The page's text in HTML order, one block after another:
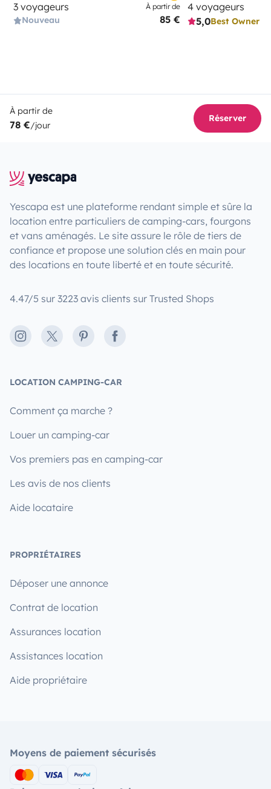
3 voyageurs
Nouveau
À partir de
85 €
4 voyageurs
5,0Best Owner
À partir de
78 €/jour
Réserver
Yescapa est une plateforme rendant simple et sûre la
location entre particuliers de camping-cars, fourgons
et vans aménagés. Le site assure le rôle de tiers de
confiance et propose une solution clés en main pour
des locations en toute liberté et en toute sécurité.
4.47/5 sur 3223 avis clients sur Trusted Shops
Instagram
X PinterestFacebook
LOCATION CAMPING-CAR
Comment ça marche ?
Louer un camping-car
Vos premiers pas en camping-car
Les avis de nos clients
Aide locataire
PROPRIÉTAIRES
Déposer une annonce
Contrat de location
Assurances location
Assistances location
Aide propriétaire
Moyens de paiement sécurisés